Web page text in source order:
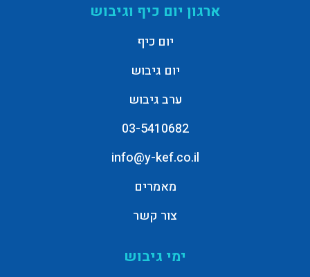
ארגון יום כיף וגיבוש
יום כיף
יום גיבוש
ערב גיבוש
03-5410682
info@y-kef.co.il
מאמרים
צור קשר
ימי גיבוש